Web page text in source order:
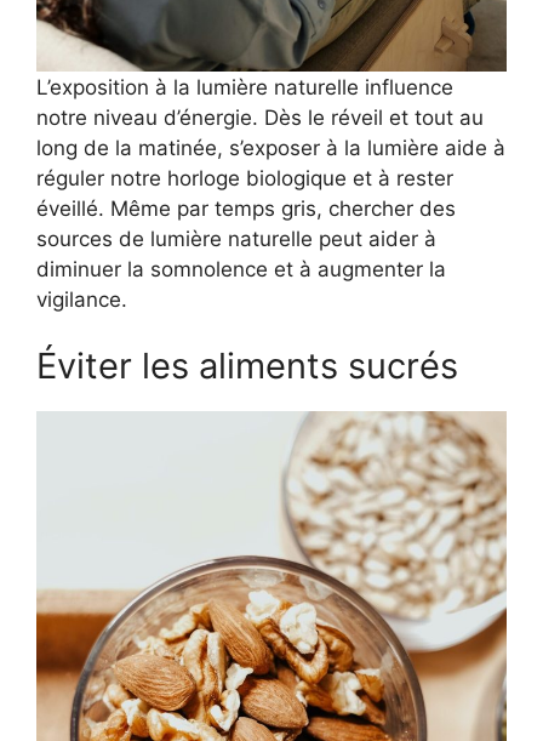
L’exposition à la lumière naturelle influence
notre niveau d’énergie. Dès le réveil et tout au
long de la matinée, s’exposer à la lumière aide à
réguler notre horloge biologique et à rester
éveillé. Même par temps gris, chercher des
sources de lumière naturelle peut aider à
diminuer la somnolence et à augmenter la
vigilance.
Éviter les aliments sucrés